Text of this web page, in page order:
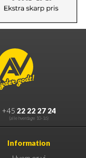
+45 22 22 27 24
(alle hverdage 10-16)
Information